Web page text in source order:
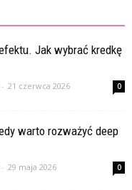
Jak wybrać kredkę
- 21 czerwca 2026 0
warto rozważyć deep
- 29 maja 2026 0